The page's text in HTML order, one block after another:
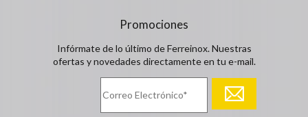
Promociones
Infórmate de lo último de Ferreinox. Nuestras
ofertas y novedades directamente en tu e-mail.